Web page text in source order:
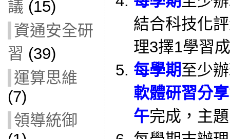
議 (15)
資通安全研
習 (39)
運算思維
(7)
領導統御
結合科技化
理3擇1學習
每學期至少
軟體研習分
午完成，主